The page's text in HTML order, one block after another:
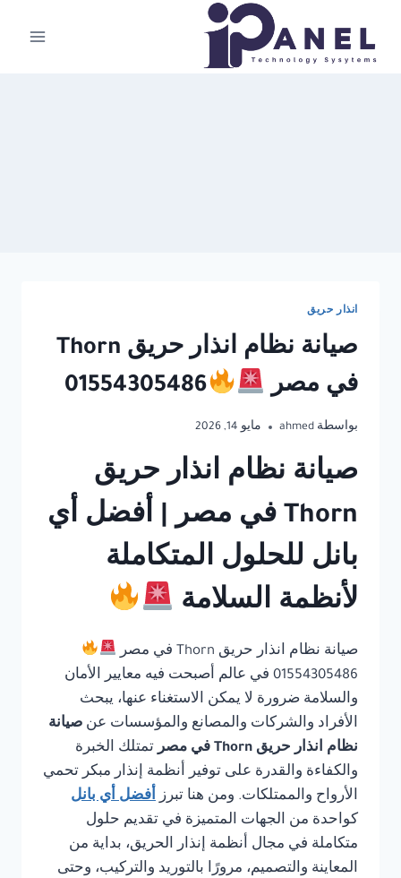
المحتوى
انذار حريق
صيانة نظام انذار حريق Thorn
في مصر
01554305486
بواسطة ahmed مايو 14, 2026
صيانة نظام انذار حريق
Thorn في مصر | أفضل أي
بانل للحلول المتكاملة
لأنظمة السلامة
صيانة نظام انذار حريق Thorn في مصر
01554305486 في عالم أصبحت فيه معايير الأمان
والسلامة ضرورة لا يمكن الاستغناء عنها، يبحث
الأفراد والشركات والمصانع والمؤسسات عن صيانة
نظام انذار حريق Thorn في مصر
تمتلك الخبرة
والكفاءة والقدرة على توفير أنظمة إنذار مبكر تحمي
الأرواح والممتلكات. ومن هنا تبرز أفضل أي بانل
كواحدة من الجهات المتميزة في تقديم حلول
متكاملة في مجال أنظمة إنذار الحريق، بداية من
المعاينة والتصميم، مرورًا بالتوريد والتركيب، وحتى